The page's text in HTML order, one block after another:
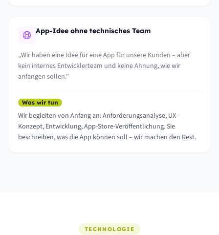
App-Idee ohne technisches Team
„Wir haben eine Idee für eine App für unsere Kunden – aber
kein internes Entwicklerteam und keine Ahnung, wie wir
anfangen sollen."
Was wir tun
Wir begleiten von Anfang an: Anforderungsanalyse, UX-
Konzept, Entwicklung, App-Store-Veröffentlichung. Sie
beschreiben, was die App können soll – wir machen den Rest.
TECHNOLOGIE